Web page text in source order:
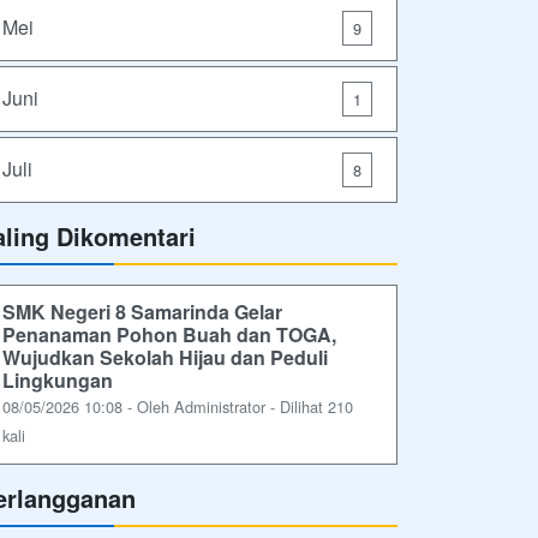
Mei 9
Juni 1
Juli 8
Dikomentari
SMK Negeri 8 Samarinda Gelar
Penanaman Pohon Buah dan TOGA,
Wujudkan Sekolah Hijau dan Peduli
Lingkungan
08/05/2026 10:08 - Oleh Administrator - Dilihat 210
kali